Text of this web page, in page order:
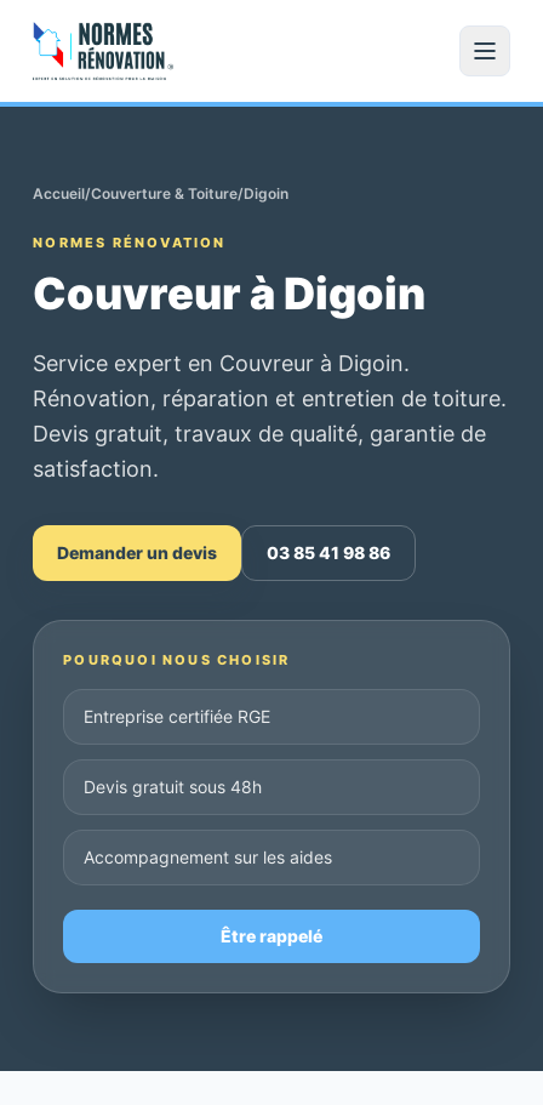
Accueil/Couverture & Toiture/Digoin
NORMES RÉNOVATION
Couvreur à Digoin
Service expert en Couvreur à Digoin.
Rénovation, réparation et entretien de toiture.
Devis gratuit, travaux de qualité, garantie de
satisfaction.
Demander un devis 03 85 41 98 86
POURQUOI NOUS CHOISIR
Entreprise certifiée RGE
Devis gratuit sous 48h
Accompagnement sur les aides
Être rappelé